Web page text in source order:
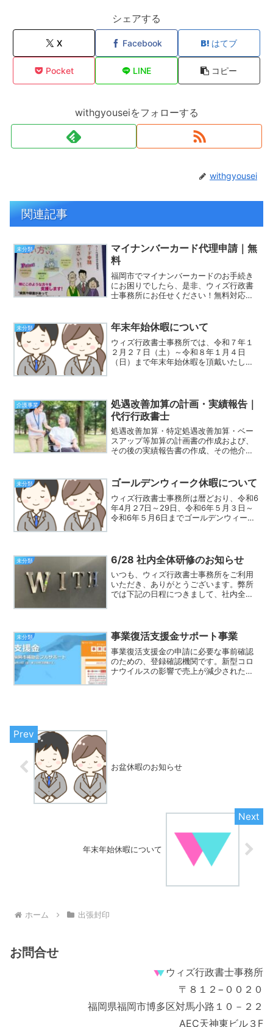
シェアする
X Facebook はてブ
Pocket LINE コピー
withgyouseiをフォローする
withgyousei
関連記事
未分類
マイナンバーカード代理申請｜無
料
福岡市でマイナンバーカードのお手続き
にお困りでしたら、是非、ウィズ行政書
士事務所にお任せください！無料対応、
未分類 年末年始休暇について
ウィズ行政書士事務所では、令和７年１
２月２７日（土）～令和８年１月４日
（日）まで年末年始休暇を頂戴いたしま
の他、新規でご相談・ご依頼...
介護事業
処遇改善加算の計画・実績報告｜
代行行政書士
処遇改善加算・特定処遇改善加算・ベー
スアップ等加算の計画書の作成および、
その後の実績報告書の作成、その他介護
い。
未分類 ゴールデンウィーク休暇について
ウィズ行政書士事務所は暦どおり、令和6
年4月２7日～29日、令和6年５月３日～
令和6年５月6日までゴールデンウィーク
合がございます。...
未分類 6/28 社内全体研修のお知らせ
いつも、ウィズ行政書士事務所をご利用
いただき、ありがとうございます。弊所
では下記の日程につきまして、社内全体
弊所を休業日とさせていた...
未分類 事業復活支援金サポート事業
事業復活支援金の申請に必要な事前確認
のための、登録確認機関です。新型コロ
ナウイルスの影響で売上が減少された事
お盆休暇のお知らせ
年末年始休暇について
ホーム 出張封印
お問合せ
ウィズ行政書士事務所
〒８１２−００２０
福岡県福岡市博多区対馬小路１０－２２
AEC天神東ビル３F